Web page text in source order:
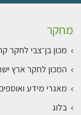
מחקר
מכון בן־צבי לחקר
המכון לחקר ארץ
מאגרי מידע
בלוג